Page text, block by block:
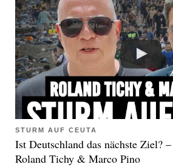
STURM AUF CEUTA
Ist Deutschland das nächste Ziel?
Roland Tichy & Marco Pino